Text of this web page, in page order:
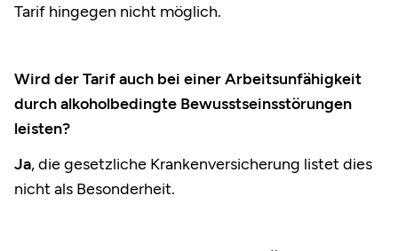
Tarif hingegen nicht möglich.
Wird der Tarif auch bei einer Arbeitsunfähigkeit
durch alkoholbedingte Bewusstseinsstörungen
leisten?
Ja, die gesetzliche Krankenversicherung listet dies
nicht als Besonderheit.